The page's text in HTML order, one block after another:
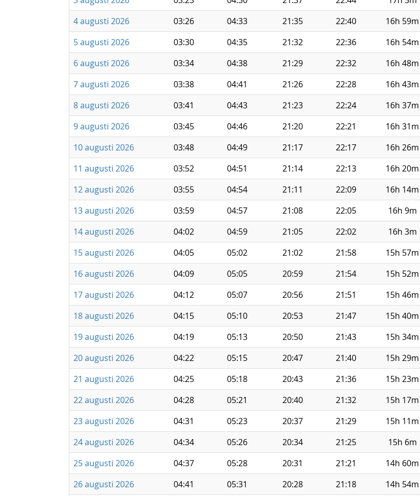
4 augusti 2026
03:26 04:33 21:35 22:40
16h 59m
5 augusti 2026
03:30 04:35 21:32 22:36
16h 54m
6 augusti 2026
03:34 04:38 21:29 22:32
16h 48m
7 augusti 2026
03:38 04:41 21:26 22:28
16h 43m
8 augusti 2026
03:41 04:43 21:23 22:24
16h 37m
9 augusti 2026
03:45 04:46 21:20 22:21
16h 31m
10 augusti 2026
03:48 04:49 21:17 22:17
16h 26m
11 augusti 2026
03:52 04:51 21:14 22:13
16h 20m
12 augusti 2026
03:55 04:54 21:11 22:09
16h 14m
13 augusti 2026
03:59 04:57 21:08 22:05
16h 9m
14 augusti 2026
04:02 04:59 21:05 22:02
16h 3m
15 augusti 2026
04:05 05:02 21:02 21:58
15h 57m
16 augusti 2026
04:09 05:05 20:59 21:54
15h 52m
17 augusti 2026
04:12 05:07 20:56 21:51
15h 46m
18 augusti 2026
04:15 05:10 20:53 21:47
15h 40m
19 augusti 2026
04:19 05:13 20:50 21:43
15h 34m
20 augusti 2026
04:22 05:15 20:47 21:40
15h 29m
21 augusti 2026
04:25 05:18 20:43 21:36
15h 23m
22 augusti 2026
04:28 05:21 20:40 21:32
15h 17m
23 augusti 2026
04:31 05:23 20:37 21:29
15h 11m
24 augusti 2026
04:34 05:26 20:34 21:25
15h 6m
25 augusti 2026
04:37 05:28 20:31 21:21
14h 60m
26 augusti 2026
04:41 05:31 20:28 21:18
14h 54m